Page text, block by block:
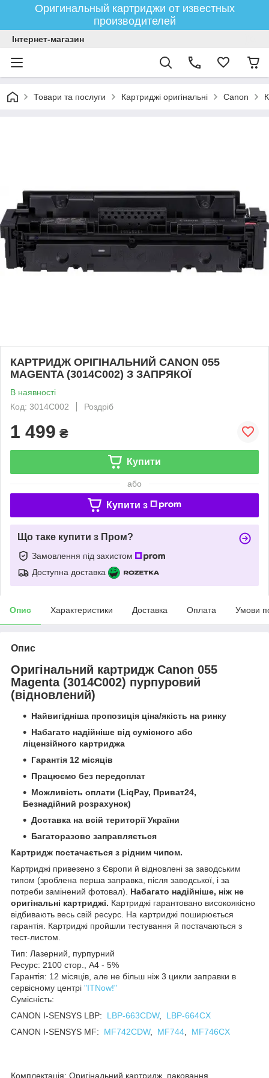
Оригинальный картриджи от известных
производителей
Інтернет-магазин
Товари та послуги Картриджі оригінальні Canon
КАРТРИДЖ ОРІГІНАЛЬНИЙ CANON 055
MAGENTA (3014C002) З ЗАПРЯКОЇ
В наявності
Код: 3014C002
Роздріб
1 499 ₴
Купити
або
Купити з
Що таке купити з Пром?
Замовлення під захистом
Доступна доставка
Опис Характеристики Доставка Оплата Умови
Опис
Оригінальний картридж Canon 055
Magenta (3014C002) пурпуровий
(відновлений)
Найвигідніша пропозиція ціна/якість на ринку
Набагато надійніше від сумісного або
ліцензійного картриджа
Гарантія 12 місяців
Працюємо без передоплат
Можливість оплати (LiqPay, Приват24,
Безнадійний розрахунок)
Доставка на всій території України
Багаторазово заправляється
Картридж постачається з рідним чипом.
Картриджі привезено з Європи й відновлені за заводським
типом (зроблена перша заправка, після заводської, і за
потреби замінений фотовал). Набагато надійніше, ніж не
оригінальні картриджі. Картриджі гарантовано високоякісно
відбивають весь свій ресурс. На картриджі поширюється
гарантія. Картриджі пройшли тестування й постачаються з
тест-листом.
Тип: Лазерний, пурпурний
Ресурс: 2100 стор., А4 - 5%
Гарантія: 12 місяців, але не більш ніж 3 цикли заправки в
сервісному центрі "ITNow!"
Сумісність:
CANON I-SENSYS LBP: LBP-663CDW, LBP-664CX
CANON I-SENSYS MF: MF742CDW, MF744, MF746CX
Комплектація: Оригінальний картридж, паковання,